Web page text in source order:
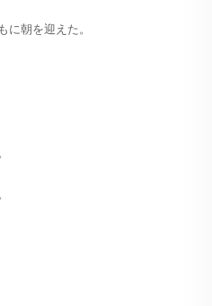
に朝を迎えた。